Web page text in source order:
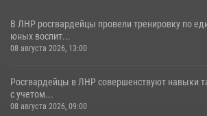
В ЛНР росгвардейцы провели тренировку по
юных воспит...
08 августа 2026, 13:00
Росгвардейцы в ЛНР совершенствуют навыки
с учетом...
08 августа 2026, 09:00